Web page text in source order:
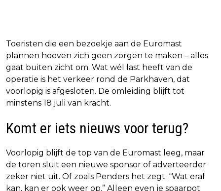
Toeristen die een bezoekje aan de Euromast
plannen hoeven zich geen zorgen te maken – alles
gaat buiten zicht om. Wat wél last heeft van de
operatie is het verkeer rond de Parkhaven, dat
voorlopig is afgesloten. De omleiding blijft tot
minstens 18 juli van kracht.
Komt er iets nieuws voor terug?
Voorlopig blijft de top van de Euromast leeg, maar
de toren sluit een nieuwe sponsor of adverteerder
zeker niet uit. Of zoals Penders het zegt: “Wat eraf
kan, kan er ook weer op.” Alleen even je spaarpot